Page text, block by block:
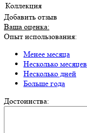
Коллекция
Добавить отзыв
Ваша оценка:
Опыт использования:
Менее месяца
Несколько месяцев
Несколько дней
Больше года
Достоинства: